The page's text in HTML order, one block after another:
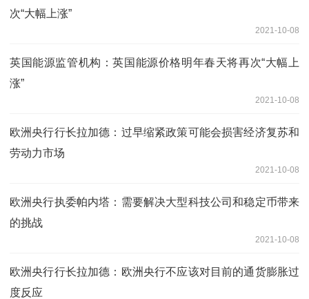
次“大幅上涨”
2021-10-08
英国能源监管机构：英国能源价格明年春天将再次“大幅上
涨”
2021-10-08
欧洲央行行长拉加德：过早缩紧政策可能会损害经济复苏和
劳动力市场
2021-10-08
欧洲央行执委帕内塔：需要解决大型科技公司和稳定币带来
的挑战
2021-10-08
欧洲央行行长拉加德：欧洲央行不应该对目前的通货膨胀过
度反应